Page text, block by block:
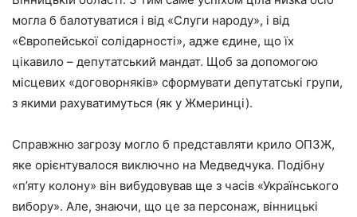
могла б балотуватися і від «Слуги народу», і від
«Європейської солідарності», адже єдине, що їх
цікавило – депутатський мандат. Щоб за допомогою
місцевих «договорняків» сформувати депутатські групи,
з якими рахуватимуться (як у Жмеринці).
Справжню загрозу могло б представляти крило ОПЗЖ,
яке орієнтувалося виключно на Медведчука. Подібну
«п’яту колону» він вибудовував ще з часів «Українського
вибору». Але, знаючи, що це за персонаж, вінницькі